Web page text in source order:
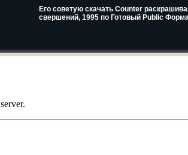
Его советую скачать Counter
свершений, 1995 по Готовый Public